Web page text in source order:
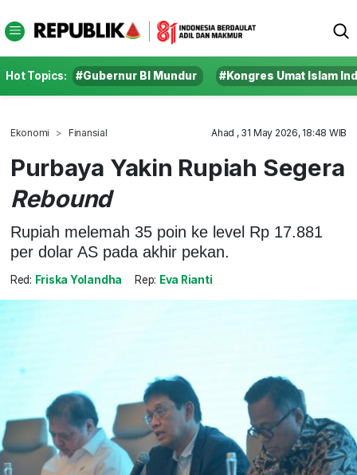
Hot Topics: #Gubernur BI Mundur #Kongres Umat Islam
Ekonomi Finansial Ahad , 31 May 2026, 18:48 WIB
Purbaya Yakin Rupiah Segera
Rebound
Rupiah melemah 35 poin ke level Rp 17.881
per dolar AS pada akhir pekan.
Red: Friska Yolandha Rep: Eva Rianti